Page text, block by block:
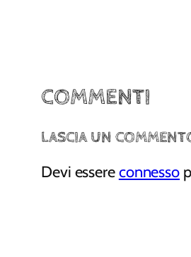
COMMENTI
LASCIA UN
Devi essereconnesso